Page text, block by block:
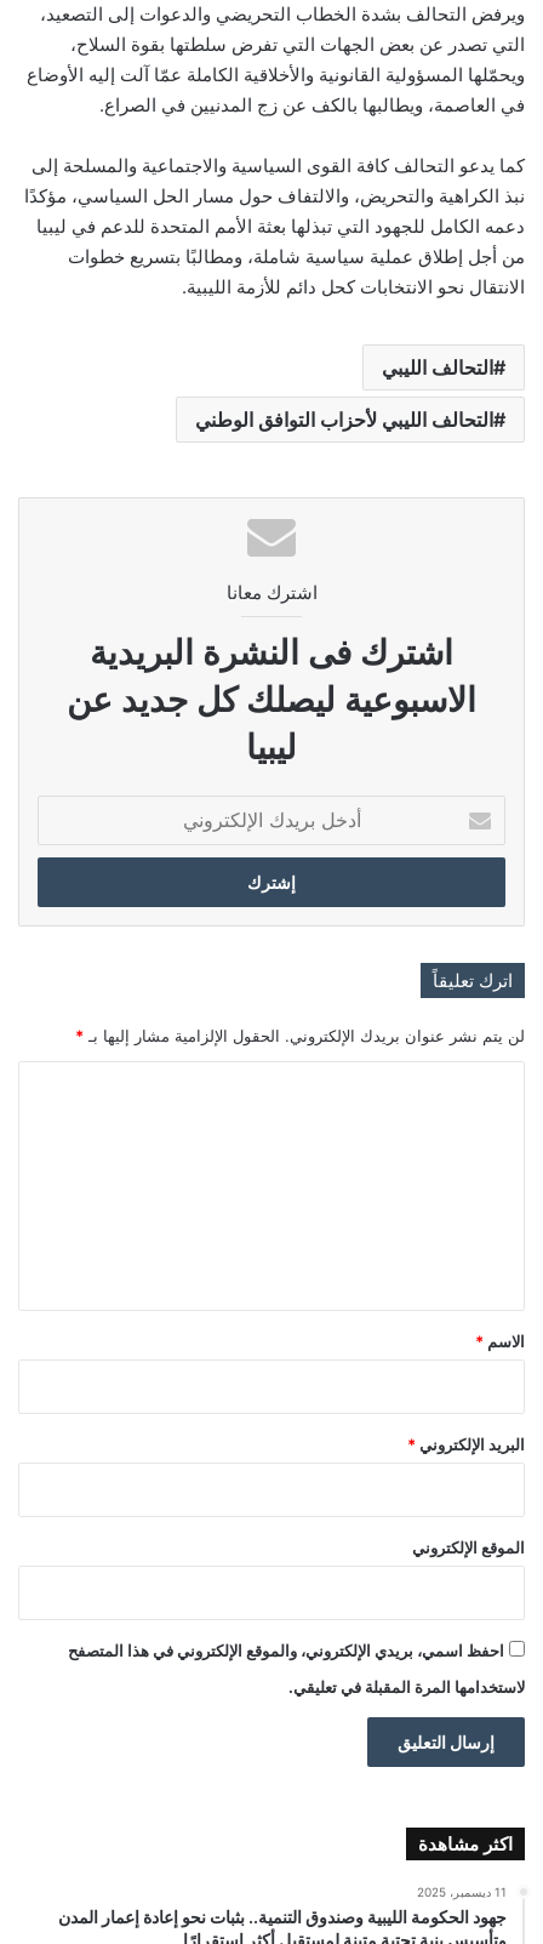
ويرفض التحالف بشدة الخطاب التحريضي والدعوات إلى التصعيد،
التي تصدر عن بعض الجهات التي تفرض سلطتها بقوة السلاح،
ويحمّلها المسؤولية القانونية والأخلاقية الكاملة عمّا آلت إليه الأوضاع
في العاصمة، ويطالبها بالكف عن زج المدنيين في الصراع.
كما يدعو التحالف كافة القوى السياسية والاجتماعية والمسلحة إلى
نبذ الكراهية والتحريض، والالتفاف حول مسار الحل السياسي، مؤكدًا
دعمه الكامل للجهود التي تبذلها بعثة الأمم المتحدة للدعم في ليبيا
من أجل إطلاق عملية سياسية شاملة، ومطالبًا بتسريع خطوات
الانتقال نحو الانتخابات كحل دائم للأزمة الليبية.
التحالف الليبي
التحالف الليبي لأحزاب التوافق الوطني
اشترك معانا
اشترك فى النشرة البريدية
الاسبوعية ليصلك كل جديد عن
ليبيا
بريدك
الإلكتروني
اترك تعليقاً
لن يتم نشر عنوان بريدك الإلكتروني. الحقول الإلزامية مشار إليها بـ *
*
الاسم *
البريد الإلكتروني *
الموقع الإلكتروني
احفظ اسمي، بريدي الإلكتروني، والموقع الإلكتروني في هذا المتصفح
لاستخدامها المرة المقبلة في تعليقي.
اكثر مشاهدة
11 ديسمبر، 2025
جهود الحكومة الليبية وصندوق التنمية.. بثبات نحو إعادة إعمار المدن
وتأسيس بنية تحتية متينة لمستقبل أكثر استقرارًا